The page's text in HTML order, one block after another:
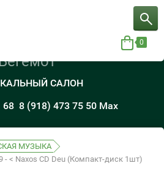
0
САЛОН
68 8 (918) 473 75 50 Max
МУЗЫКА
- < Naxos CD Deu (Компакт-диск 1шт)